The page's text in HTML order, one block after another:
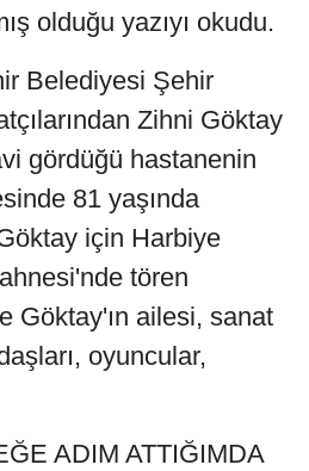
olduğu yazıyı okudu.
Belediyesi Şehir
Zihni Göktay
gördüğü hastanenin
81 yaşında
için Harbiye
tören
Göktay'ın ailesi, sanat
oyuncular,
ADIM ATTIĞIMDA